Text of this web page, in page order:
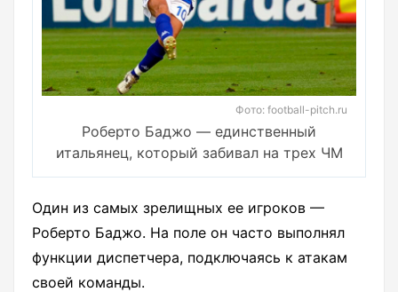
Фото: football-pitch.ru
Роберто Баджо — единственный
итальянец, который забивал на трех ЧМ
Один из самых зрелищных ее игроков —
Роберто Баджо. На поле он часто выполнял
функции диспетчера, подключаясь к атакам
своей команды.